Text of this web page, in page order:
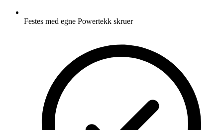
Festes med egne Powertekk skruer